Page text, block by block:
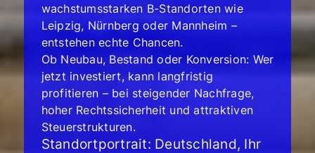
wachstumsstarken B-Standorten wie
Leipzig, Nürnberg oder Mannheim –
entstehen echte Chancen.
Ob Neubau, Bestand oder Konversion: Wer
jetzt investiert, kann langfristig
profitieren – bei steigender Nachfrage,
hoher Rechtssicherheit und attraktiven
Steuerstrukturen.
Standortportrait: Deutschland, Ihr